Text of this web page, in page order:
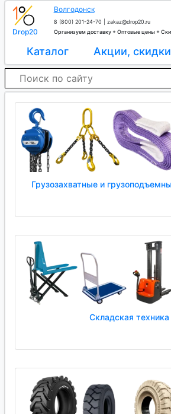
Drop20
Волгодонск
8 (800) 201-24-70
zakaz@drop20.ru
Организуем доставку + Оптовые цены +
Каталог Акции, скидки
Грузозахватные и
Складская техника